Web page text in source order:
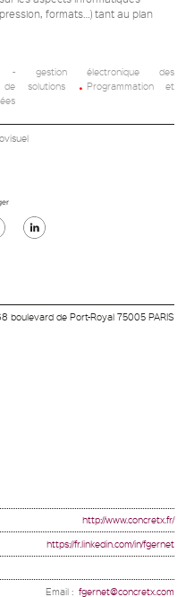
formats…) tant au plan
- gestion électronique des
de solutions
Programmation et
Partager
boulevard de Port-Royal 75005 PARIS
http://www.concretx.fr/
https://fr.linkedin.com/in/fgernet
Email : fgernet@concretx.com